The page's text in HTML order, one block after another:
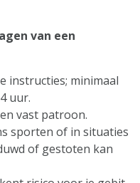
van een
instructies; minimaal
uur.
vast patroon.
sporten of in situaties
of gestoten kan